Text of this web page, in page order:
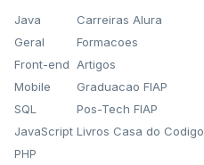
Java
Geral
Front-end
Mobile
SQL
JavaScript
PHP
Carreiras Alura
Formacoes
Artigos
Graduacao FIAP
Pos-Tech FIAP
Livros Casa do Codigo